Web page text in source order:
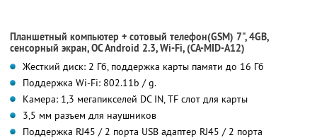
Планшетный компьютер + сотовый телефон(GSM) 7", 4GB,
сенсорный экран, OC Android 2.3, Wi-Fi, (CA-MID-A12)
Жесткий диск: 2 Гб, поддержка карты памяти до 16 Гб
Поддержка Wi-Fi: 802.11b / g.
Камера: 1,3 мегапикселей DC IN, TF слот для карты
3,5 мм разъем для наушников
Поддержка RJ45 / 2 порта USB адаптер RJ45 / 2 порта